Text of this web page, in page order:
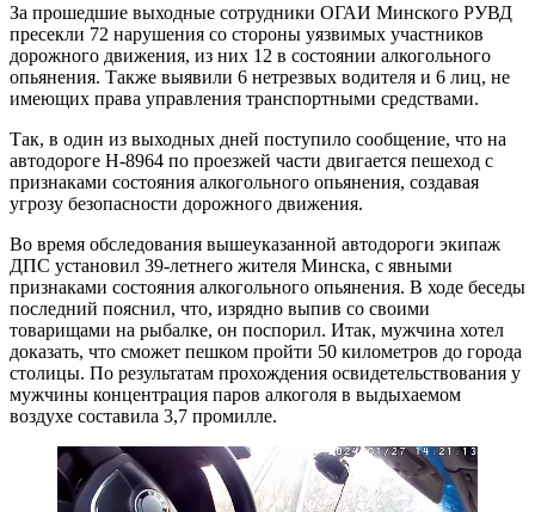
За прошедшие выходные сотрудники ОГАИ Минского РУВД
пресекли 72 нарушения со стороны уязвимых участников
дорожного движения, из них 12 в состоянии алкогольного
опьянения. Также выявили 6 нетрезвых водителя и 6 лиц, не
имеющих права управления транспортными средствами.
Так, в один из выходных дней поступило сообщение, что на
автодороге Н-8964 по проезжей части двигается пешеход с
признаками состояния алкогольного опьянения, создавая
угрозу безопасности дорожного движения.
Во время обследования вышеуказанной автодороги экипаж
ДПС установил 39-летнего жителя Минска, с явными
признаками состояния алкогольного опьянения. В ходе беседы
последний пояснил, что, изрядно выпив со своими
товарищами на рыбалке, он поспорил. Итак, мужчина хотел
доказать, что сможет пешком пройти 50 километров до города
столицы. По результатам прохождения освидетельствования у
мужчины концентрация паров алкоголя в выдыхаемом
воздухе составила 3,7 промилле.